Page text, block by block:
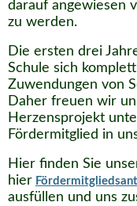
darauf angewiesen
zu werden.
Die ersten drei
Schule sich
Zuwendungen von
Daher freuen wir
Herzensprojekt
Fördermitglied in
Hier finden Sie
hier
ausfüllen und uns